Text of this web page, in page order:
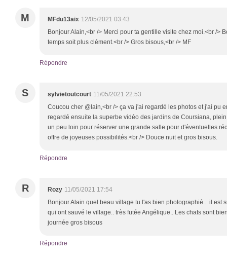
M MFdu13aix 12/05/2021 03:43
Bonjour Alain,<br /> Merci pour ta gentille visite chez moi.<br />
temps soit plus clément.<br /> Gros bisous,<br /> MF
Répondre
S sylvietoutcourt 11/05/2021 22:53
Coucou cher @lain,<br /> ça va j'ai regardé les photos et j'ai pu
regardé ensuite la superbe vidéo des jardins de Coursiana,
un peu loin pour réserver une grande salle pour d'éventuelles
offre de joyeuses possibilités.<br /> Douce nuit et gros bisous.
Répondre
R Rozy 11/05/2021 17:54
Bonjour Alain quel beau village tu l'as bien photographié... il est
qui ont sauvé le village.. très futée Angélique.. Les chats sont
journée gros bisous
Répondre